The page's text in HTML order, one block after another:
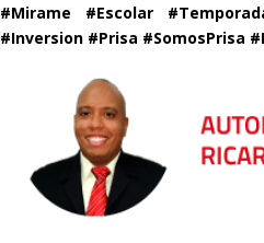
#Mirame #Escolar
#Inversion #Prisa #SomosPrisa